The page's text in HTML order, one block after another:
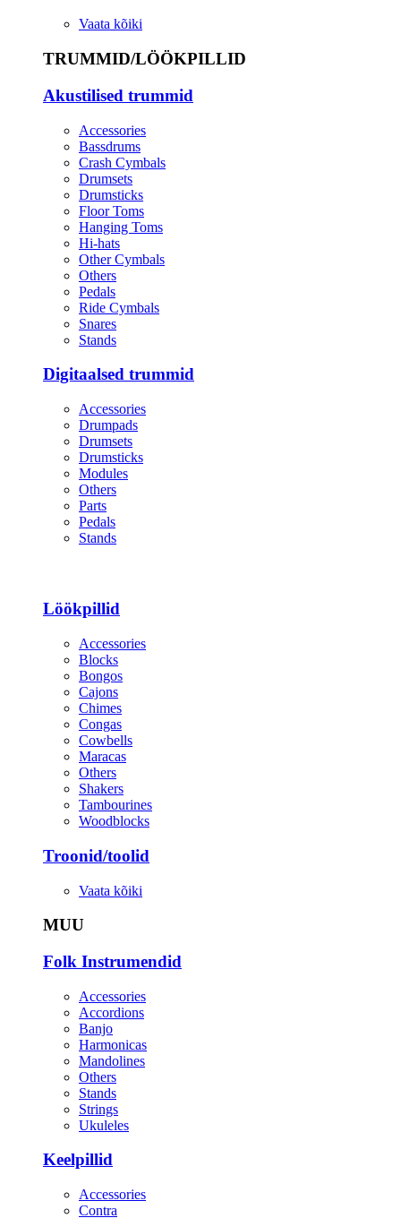
Vaata kõiki
TRUMMID/LÖÖKPILLID
Akustilised trummid
Accessories
Bassdrums
Crash Cymbals
Drumsets
Drumsticks
Floor Toms
Hanging Toms
Hi-hats
Other Cymbals
Others
Pedals
Ride Cymbals
Snares
Stands
Digitaalsed trummid
Accessories
Drumpads
Drumsets
Drumsticks
Modules
Others
Parts
Pedals
Stands
Löökpillid
Accessories
Blocks
Bongos
Cajons
Chimes
Congas
Cowbells
Maracas
Others
Shakers
Tambourines
Woodblocks
Troonid/toolid
Vaata kõiki
MUU
Folk Instrumendid
Accessories
Accordions
Banjo
Harmonicas
Mandolines
Others
Stands
Strings
Ukuleles
Keelpillid
Accessories
Contra